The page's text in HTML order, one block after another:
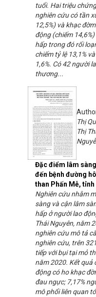
tuổi. Hai triệu
nghiên cứu có tần
12,5%) và khạc
động (chiếm
hấp trong đó rối
chiếm tỷ lệ 13,1%
1,6%. Có 42 người
thương...
Đặc điểm lâm
đến bệnh đường
than Phấn Mễ,
Thị
Thị
Nghiên cứu nhằm
sàng và cận lâm
hấp ở người lao
Thái Nguyên, năm
nghiên cứu mô tả
nghiên cứu, trên
tiếp với bụi tại mỏ
năm 2020. Kết quả
động có ho khạc
đau ngực; 7,17%
mô phổi liên quan